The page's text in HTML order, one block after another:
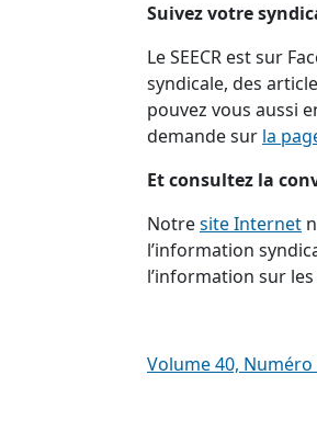
Suivez votre
Le SEECR est sur
syndicale, des
pouvez vous aussi
demande sur la
Et consultez la
Notresite Internet
l’information
l’information sur
Volume 40, Numéro